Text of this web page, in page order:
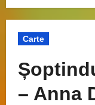
Carte
– Anna